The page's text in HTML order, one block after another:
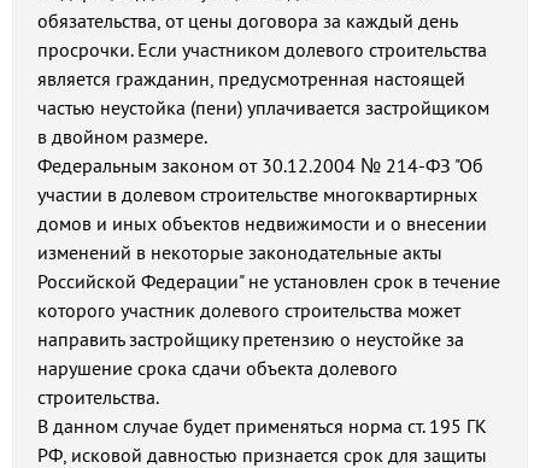
обязательства, от цены договора за каждый день
просрочки. Если участником долевого строительства
является гражданин, предусмотренная настоящей
частью неустойка (пени) уплачивается застройщиком
в двойном размере.
Федеральным законом от 30.12.2004 № 214-ФЗ "Об
участии в долевом строительстве многоквартирных
домов и иных объектов недвижимости и о внесении
изменений в некоторые законодательные акты
Российской Федерации" не установлен срок в течение
которого участник долевого строительства может
направить застройщику претензию о неустойке за
нарушение срока сдачи объекта долевого
строительства.
В данном случае будет применяться норма ст. 195 ГК
РФ, исковой давностью признается срок для защиты